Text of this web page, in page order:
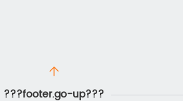
???footer.go-up???